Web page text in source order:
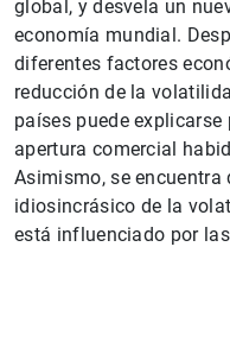
global, y desvela un
economía mundial.
diferentes factores
reducción de la
países puede
apertura comercial
Asimismo, se encuentra
idiosincrásico de la
está influenciado por